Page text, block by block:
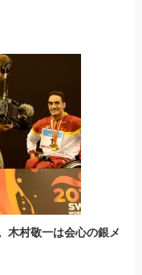
木村敬一は会心の銀メ